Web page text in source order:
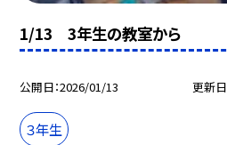
1/13 3年生の教室から
公開日 2026/01/13 更新日
３年生